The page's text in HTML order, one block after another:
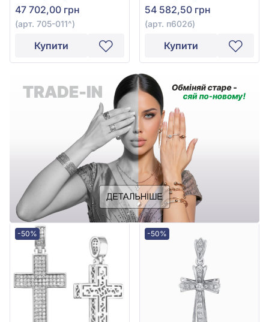
47 702,00 грн
(арт. 705-011^)
Купити
54 582,50 грн
(арт. п602б)
Купити
-50% -50%